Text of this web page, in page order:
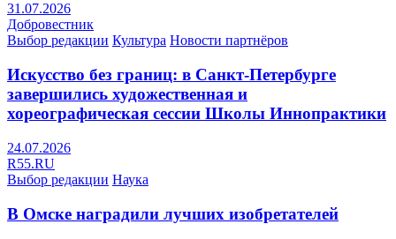
31.07.2026
Добровестник
Выбор редакции Культура Новости партнёров
Искусство без границ: в Санкт-Петербурге
завершились художественная и
хореографическая сессии Школы Иннопрактики
24.07.2026
R55.RU
Выбор редакции Наука
В Омске наградили лучших изобретателей